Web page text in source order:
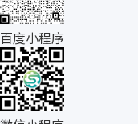
百度小程序